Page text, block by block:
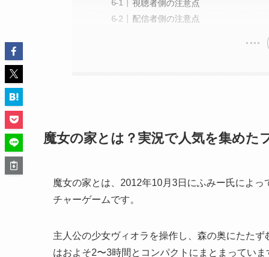
視聴者側の注意点
配信者側の注意点
魔女の家とは？実況で人気を集めた
魔女の家とは、2012年10月3日にふみー氏によ
チャーゲームです。
主人公の少女ヴィオラを操作し、森の奥にたた
はおよそ2〜3時間とコンパクトにまとまっていま